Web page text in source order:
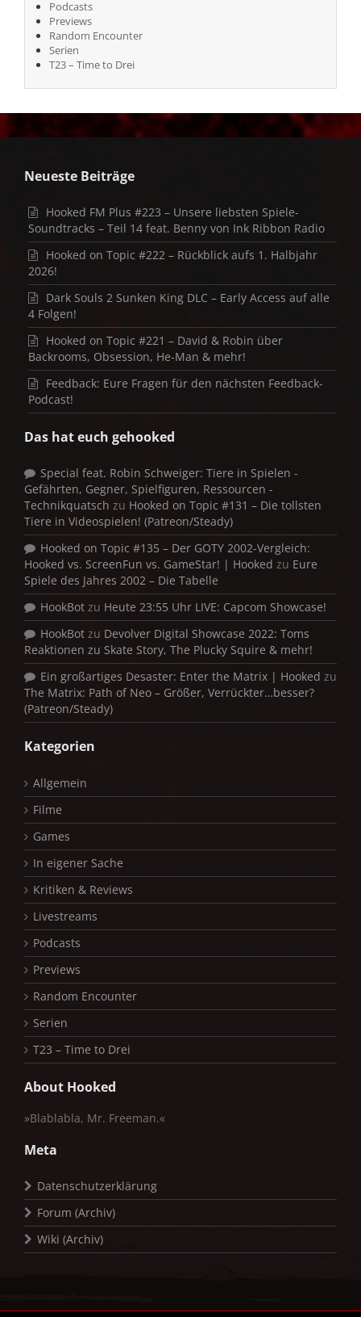
Podcasts
Previews
Random Encounter
Serien
T23 – Time to Drei
Neueste Beiträge
Hooked FM Plus #223 – Unsere liebsten Spiele-
Soundtracks – Teil 14 feat. Benny von Ink Ribbon Radio
Hooked on Topic #222 – Rückblick aufs 1. Halbjahr
2026!
Dark Souls 2 Sunken King DLC – Early Access auf alle
4 Folgen!
Hooked on Topic #221 – David & Robin über
Backrooms, Obsession, He-Man & mehr!
Feedback: Eure Fragen für den nächsten Feedback-
Podcast!
Das hat euch gehooked
Special feat. Robin Schweiger: Tiere in Spielen -
Gefährten, Gegner, Spielfiguren, Ressourcen -
Technikquatsch zu Hooked on Topic #131 – Die tollsten
Tiere in Videospielen! (Patreon/Steady)
Hooked on Topic #135 – Der GOTY 2002-Vergleich:
Hooked vs. ScreenFun vs. GameStar! | Hooked zu Eure
Spiele des Jahres 2002 – Die Tabelle
HookBot zu Heute 23:55 Uhr LIVE: Capcom Showcase!
HookBot zu Devolver Digital Showcase 2022: Toms
Reaktionen zu Skate Story, The Plucky Squire & mehr!
Ein großartiges Desaster: Enter the Matrix | Hooked zu
The Matrix: Path of Neo – Größer, Verrückter…besser?
(Patreon/Steady)
Kategorien
Allgemein
Filme
Games
In eigener Sache
Kritiken & Reviews
Livestreams
Podcasts
Previews
Random Encounter
Serien
T23 – Time to Drei
About Hooked
»Blablabla, Mr. Freeman.«
Meta
Datenschutzerklärung
Forum (Archiv)
Wiki (Archiv)